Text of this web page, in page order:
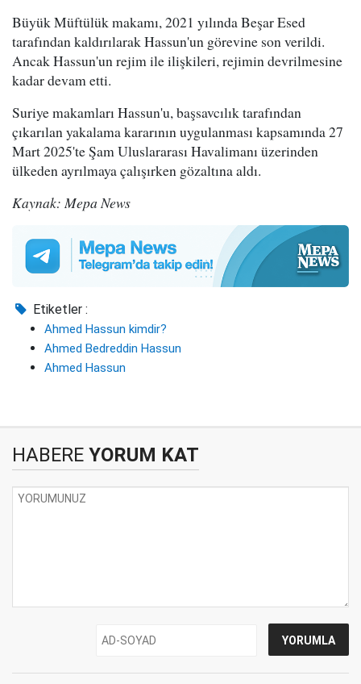
Büyük Müftülük makamı, 2021 yılında Beşar Esed
tarafından kaldırılarak Hassun'un görevine son verildi.
Ancak Hassun'un rejim ile ilişkileri, rejimin devrilmesine
kadar devam etti.
Suriye makamları Hassun'u, başsavcılık tarafından
çıkarılan yakalama kararının uygulanması kapsamında 27
Mart 2025'te Şam Uluslararası Havalimanı üzerinden
ülkeden ayrılmaya çalışırken gözaltına aldı.
Kaynak: Mepa News
Etiketler :
Ahmed Hassun kimdir?
Ahmed Bedreddin Hassun
Ahmed Hassun
HABERE YORUM KAT